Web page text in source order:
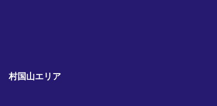
村国山エリア